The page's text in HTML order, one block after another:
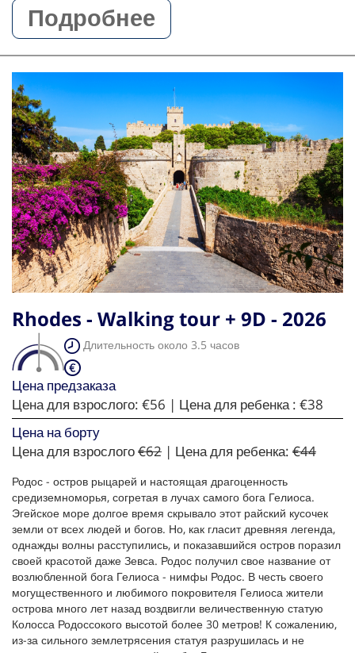
Подробнее
Rhodes - Walking tour + 9D - 2026
Длительность около 3.5 часов
Цена предзаказа
Цена для взрослого: €56 | Цена для ребенка : €38
Цена на борту
Цена для взрослого€62 | Цена для ребенка: €44
Родос - остров рыцарей и настоящая драгоценность
средиземноморья, согретая в лучах самого бога Гелиоса.
Эгейское море долгое время скрывало этот райский кусочек
земли от всех людей и богов. Но, как гласит древняя легенда,
однажды волны расступились, и показавшийся остров поразил
своей красотой даже Зевса. Родос получил свое название от
возлюбленной бога Гелиоса - нимфы Родос. В честь своего
могущественного и любимого покровителя Гелиоса жители
острова много лет назад воздвигли величественную статую
Колосса Родоссокого высотой более 30 метров! К сожалению,
из-за сильного землетрясения статуя разрушилась и не